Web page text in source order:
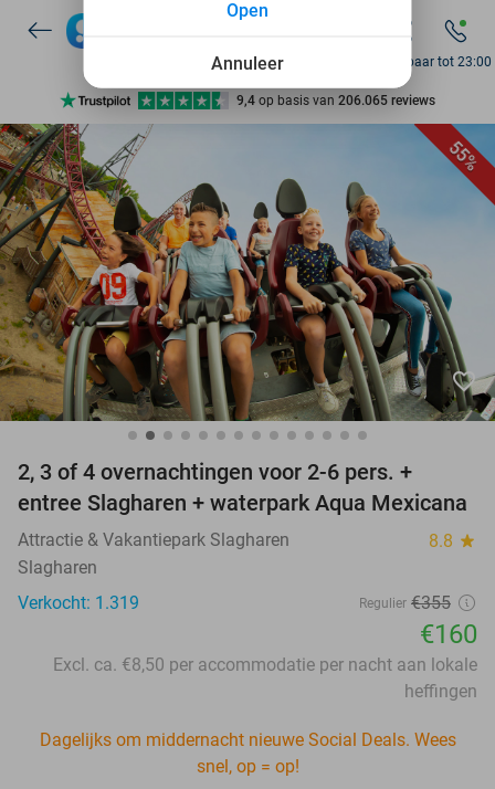
10+ miljoen leden
9,4 op basis van 206.065 reviews
Ontdek 15.000+ deals
10+ miljoen leden
Bereikbaar tot 23:00
55%
favorite_border
2, 3 of 4 overnachtingen voor 2-6 pers. +
entree Slagharen + waterpark Aqua Mexicana
Attractie & Vakantiepark Slagharen 8.8 star
Slagharen
Verkocht: 1.319
Regulier €355
€160
Excl. ca. €8,50 per accommodatie per nacht aan lokale
heffingen
Dagelijks om middernacht nieuwe Social Deals. Wees
snel, op = op!
Annuleer
Open